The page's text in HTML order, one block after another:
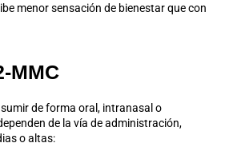
menor sensación de bienestar que con
MMC
de forma oral, intranasal o
de la vía de administración,
o altas: